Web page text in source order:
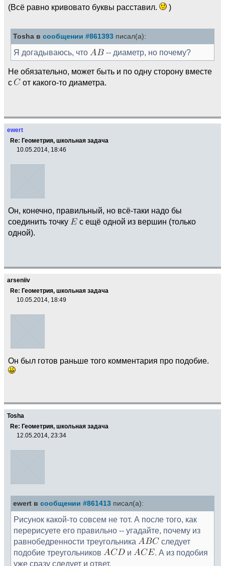
(Всё равно кривовато буквы расставил. )
Tosha в сообщении #861393 писал(а):
Я догадываюсь, что -- диаметр, но почему?
Не обязательно, может быть и по одну сторону вместе
с
от какого-то диаметра.
ewert
Re: Геометрия, школьная задача
10.05.2014, 18:46
Он, конечно, правильный, но всё-таки надо бы
соединить точку
с ещё одной из вершин (только
одной).
arseniiv
Re: Геометрия, школьная задача
10.05.2014, 18:49
Он был готов раньше того комментария про подобие.
Tosha
Re: Геометрия, школьная задача
12.05.2014, 23:34
ewert в сообщении #861413 писал(а):
Рисунок какой-то совсем не тот. А после того, как
перерисуете его правильно -- угадайте, почему из
равнобедренности треугольника
следует
подобие треугольников
и
. А из подобия
уже сразу следует и ответ.